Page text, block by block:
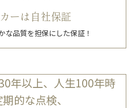
ーは自社保証
な品質を担保にした保証！
年以上、人生100年時
的な点検、